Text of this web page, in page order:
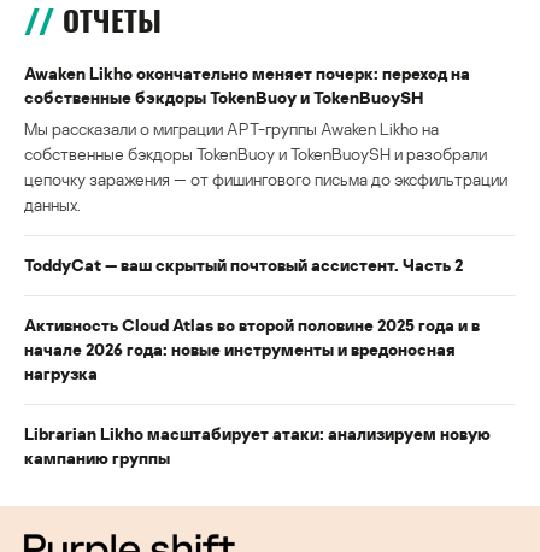
ОТЧЕТЫ
Awaken Likho окончательно меняет почерк: переход на
собственные бэкдоры TokenBuoy и TokenBuoySH
Мы рассказали о миграции APT-группы Awaken Likho на
собственные бэкдоры TokenBuoy и TokenBuoySH и разобрали
цепочку заражения — от фишингового письма до эксфильтрации
данных.
ToddyCat — ваш скрытый почтовый ассистент. Часть 2
Активность Cloud Atlas во второй половине 2025 года и в
начале 2026 года: новые инструменты и вредоносная
нагрузка
Librarian Likho масштабирует атаки: анализируем новую
кампанию группы